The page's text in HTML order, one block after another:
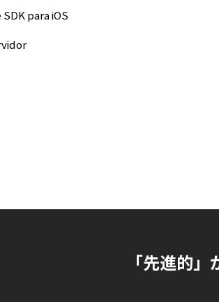
para iOS
「先進的